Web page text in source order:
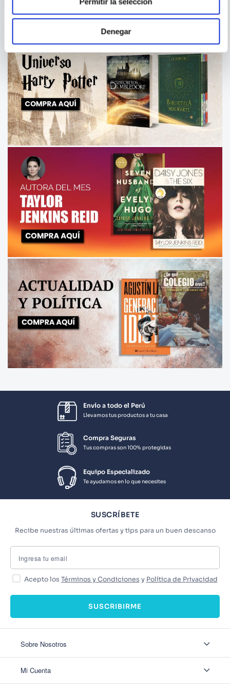
Denegar
Envío a todo el Perú
Llevamos tus productos a tu casa
Compra Seguras
Tus compras son 100% protegidas
Equipo Especializado
Te ayudamos en lo que necesites
SUSCRÍBETE
Recibe nuestras últimas ofertas y tips para un buen descanso
Acepto los Términos y Condiciones y Política de Privacidad
SUSCRIBIRME
Sobre Nosotros
Nuestas tiendas
Mi Cuenta